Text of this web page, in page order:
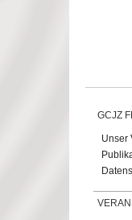
GCJZ
Unser